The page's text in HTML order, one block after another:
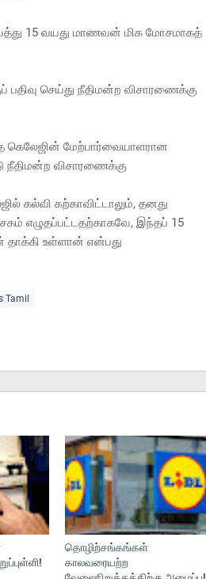
15 வயது மாணவன் மிக மோசமாகத்
பதிவு செய்து நீதிமன்ற விசாரணைக்கு
கெலேஜின் மேற்பார்வையாளரான
நீதிமன்ற விசாரணைக்கு
கல்வி கற்காவிட்டாலும், தனது
எழுதப்பட்டதற்காகவே, இந்தப் 15
தாக்கி உள்ளான் என்பது
Tamil
தொழிற்சங்கங்கள்
காலவரையற்ற